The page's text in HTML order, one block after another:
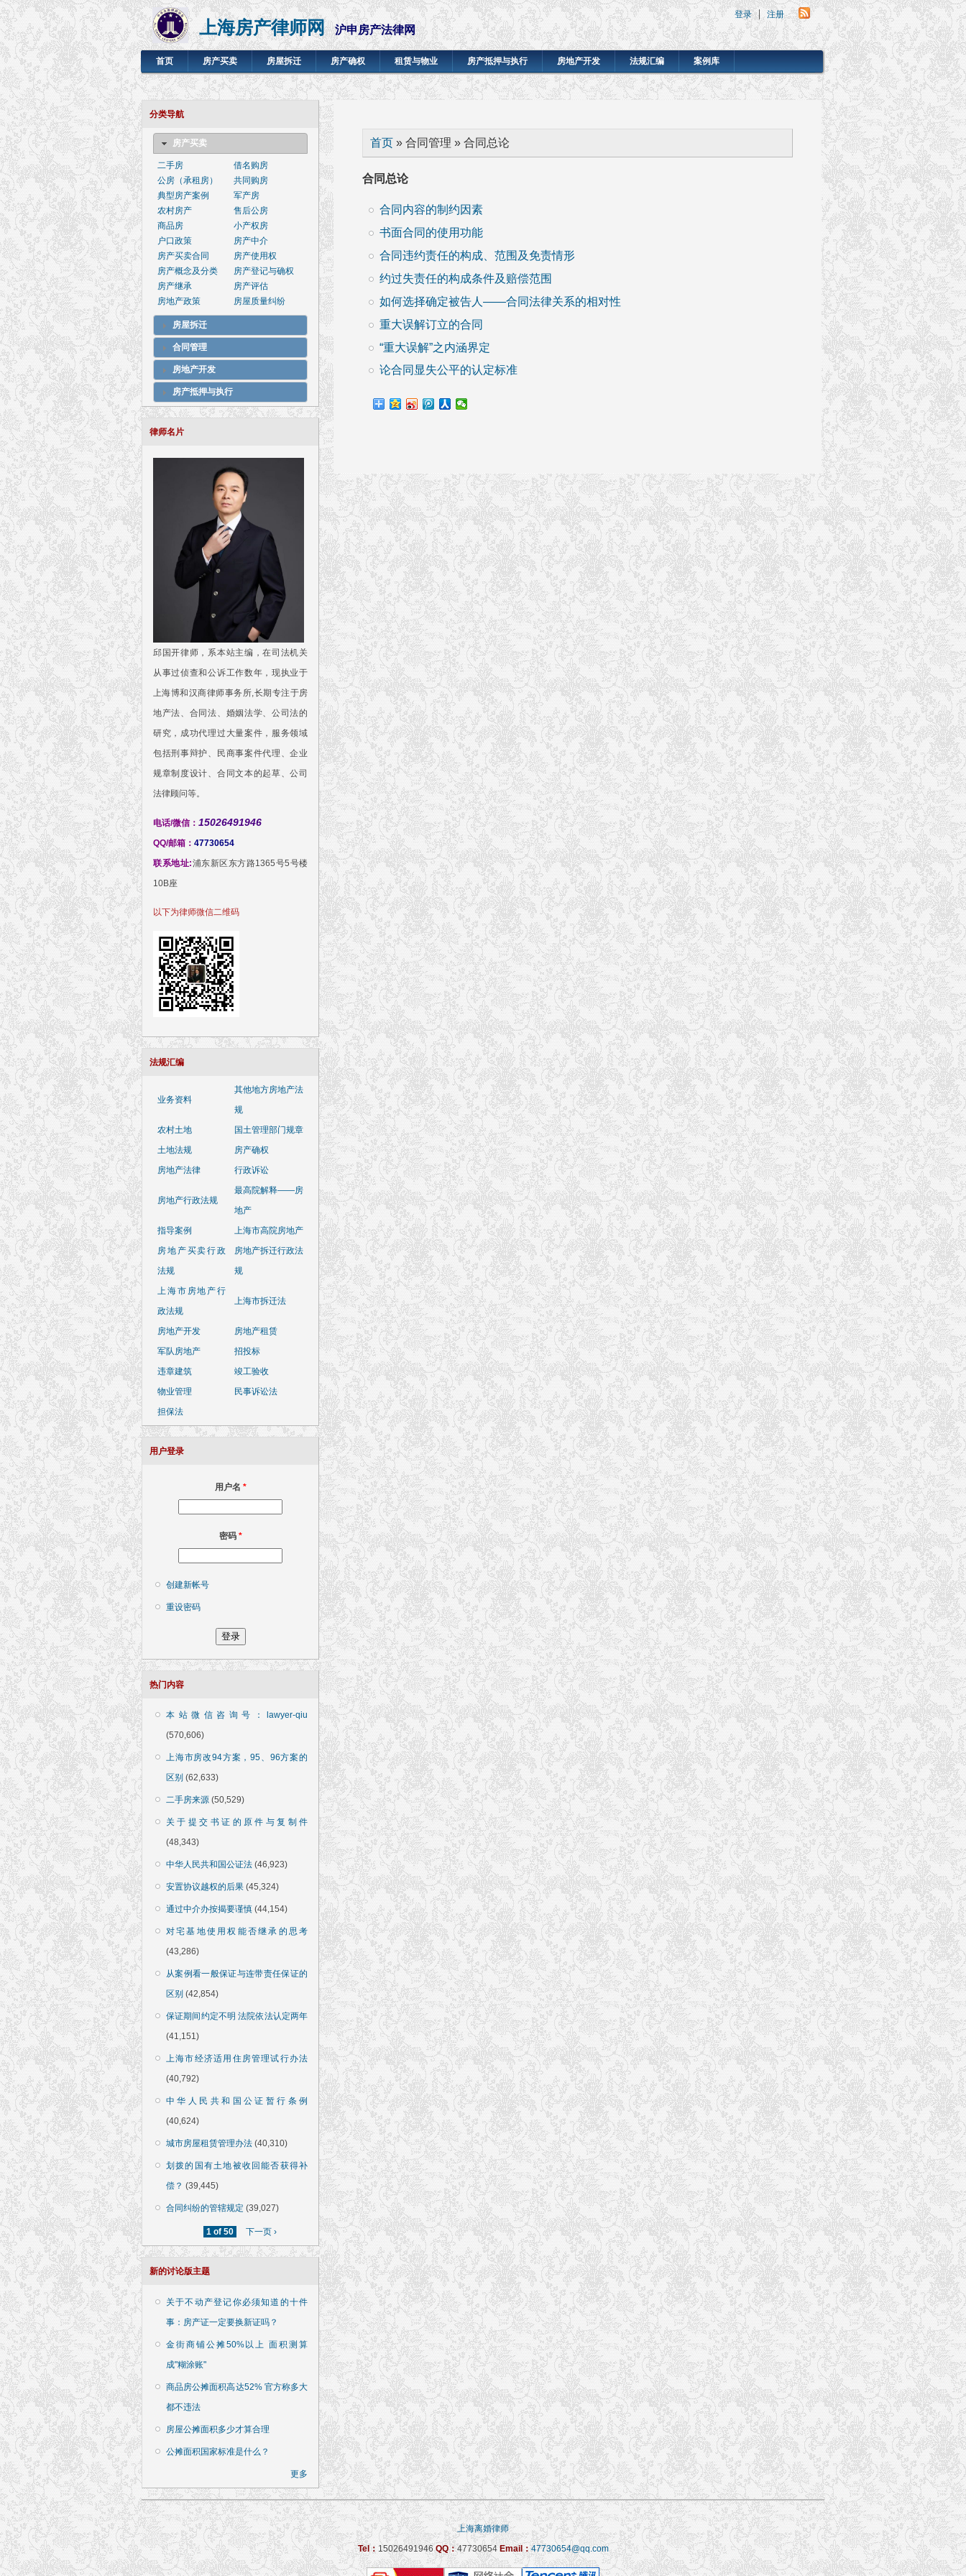
上海房产律师网 沪申房产法律网
登录 注册
首页 房产买卖 房屋拆迁 房产确权 租赁与物业 房产抵押与执行 房地产开发 法规汇编 案例库
分类导航
房产买卖
二手房
借名购房
公房（承租房）
共同购房
典型房产案例
军产房
农村房产
售后公房
商品房
小产权房
户口政策
房产中介
房产买卖合同
房产使用权
房产概念及分类
房产登记与确权
房产继承
房产评估
房地产政策
房屋质量纠纷
房屋拆迁
合同管理
房地产开发
房产抵押与执行
律师名片
邱国开律师，系本站主编，在司法机关
从事过侦查和公诉工作数年，现执业于
上海博和汉商律师事务所,长期专注于房
地产法、合同法、婚姻法学、公司法的
研究，成功代理过大量案件，服务领域
包括刑事辩护、民商事案件代理、企业
规章制度设计、合同文本的起草、公司
法律顾问等。
电话/微信： 15026491946
QQ/邮箱： 47730654
联系地址:浦东新区东方路1365号5号楼
10B座
以下为律师微信二维码
法规汇编
业务资料
其他地方房地产法
规
农村土地
国土管理部门规章
土地法规
房产确权
房地产法律
行政诉讼
房地产行政法规
最高院解释——房
地产
指导案例
上海市高院房地产
房地产买卖行政
法规
房地产拆迁行政法
规
上海市房地产行
政法规
上海市拆迁法
房地产开发
房地产租赁
军队房地产
招投标
违章建筑
竣工验收
物业管理
民事诉讼法
担保法
用户登录
用户名 *
密码 *
创建新帐号
重设密码
热门内容
本站微信咨询号：lawyer-qiu
(570,606)
上海市房改94方案，95、96方案的
区别 (62,633)
二手房来源 (50,529)
关于提交书证的原件与复制件
(48,343)
中华人民共和国公证法 (46,923)
安置协议越权的后果 (45,324)
通过中介办按揭要谨慎 (44,154)
对宅基地使用权能否继承的思考
(43,286)
从案例看一般保证与连带责任保证的
区别 (42,854)
保证期间约定不明 法院依法认定两年
(41,151)
上海市经济适用住房管理试行办法
(40,792)
中华人民共和国公证暂行条例
(40,624)
城市房屋租赁管理办法 (40,310)
划拨的国有土地被收回能否获得补
偿？ (39,445)
合同纠纷的管辖规定 (39,027)
1 of 50 下一页 ›
新的讨论版主题
关于不动产登记你必须知道的十件
事：房产证一定要换新证吗？
金街商铺公摊50%以上 面积测算
成"糊涂账"
商品房公摊面积高达52% 官方称多大
都不违法
房屋公摊面积多少才算合理
公摊面积国家标准是什么？
更多
你在这里
首页 » 合同管理 » 合同总论
合同总论
合同内容的制约因素
书面合同的使用功能
合同违约责任的构成、范围及免责情形
约过失责任的构成条件及赔偿范围
如何选择确定被告人——合同法律关系的相对性
重大误解订立的合同
“重大误解”之内涵界定
论合同显失公平的认定标准
上海离婚律师
Tel：15026491946QQ：47730654Email：47730654@qq.com